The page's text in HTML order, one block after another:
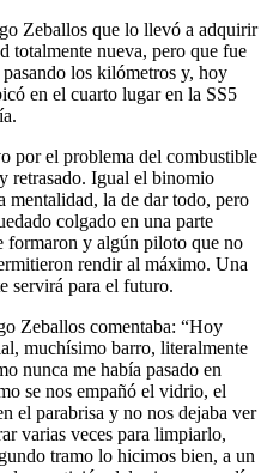
Zeballos que lo llevó a adquirir
totalmente nueva, pero que fue
los kilómetros y, hoy
en el cuarto lugar en la SS5
por el problema del combustible
retrasado. Igual el binomio
mentalidad, la de dar todo, pero
colgado en una parte
formaron y algún piloto que no
rendir al máximo. Una
servirá para el futuro.
Zeballos comentaba: “Hoy
muchísimo barro, literalmente
nunca me había pasado en
se nos empañó el vidrio, el
el parabrisa y no nos dejaba ver
varias veces para limpiarlo,
tramo lo hicimos bien, a un